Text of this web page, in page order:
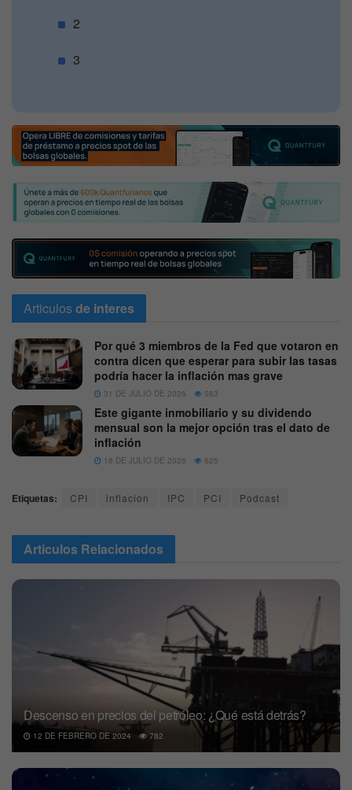
2
3
Articulosde interes
Por qué 3 miembros de la Fed que votaron en
contra dicen que esperar para subir las tasas
podría hacer la inflación mas grave
31 DE JULIO DE 2026 563
Este gigante inmobiliario y su dividendo
mensual son la mejor opción tras el dato de
inflación
18 DE JULIO DE 2026 625
Etiquetas: CPI inflacion IPC PCI Podcast
Articulos Relacionados
Descenso en precios del petróleo: ¿Qué está detrás?
12 DE FEBRERO DE 2024 782